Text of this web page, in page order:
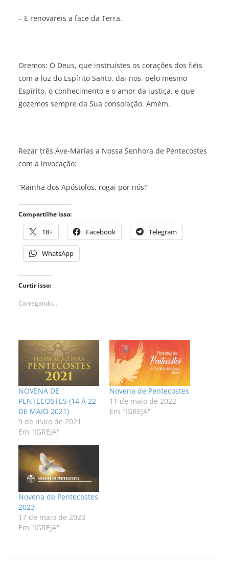
– E renovareis a face da Terra.
Oremos: Ó Deus, que instruístes os corações dos fiéis
com a luz do Espírito Santo, dai-nos, pelo mesmo
Espírito, o conhecimento e o amor da justiça, e que
gozemos sempre da Sua consolação. Amém.
Rezar três Ave-Marias a Nossa Senhora de Pentecostes
com a invocação:
“Rainha dos Apóstolos, rogai por nós!”
Compartilhe isso:
18+ Facebook Telegram
WhatsApp
Curtir isso:
Carregando...
NOVENA DE
PENTECOSTES (14 À 22
DE MAIO 2021)
9 de maio de 2021
Em "IGREJA"
Novena de Pentecostes
11 de maio de 2022
Em "IGREJA"
Novena de Pentecostes
2023
17 de maio de 2023
Em "IGREJA"